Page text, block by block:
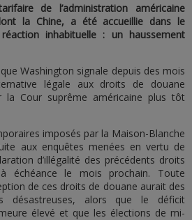
de l’administration américaine
la Chine, a été accueillie dans le
inhabituelle : un haussement
Washington signale depuis des mois
légale aux droits de douane
la Cour suprême américaine plus tôt
imposés par la Maison-Blanche
aux enquêtes menées en vertu de
d’illégalité des précédents droits
échéance le mois prochain. Toute
de ces droits de douane aurait des
désastreuses, alors que le déficit
élevé et que les élections de mi-